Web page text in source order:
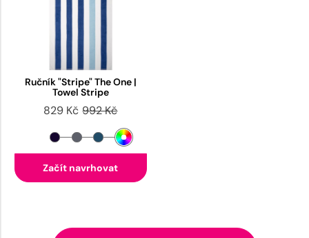
Ručník "Stripe" The One |
Towel Stripe
829 Kč 992 Kč
Začít navrhovat